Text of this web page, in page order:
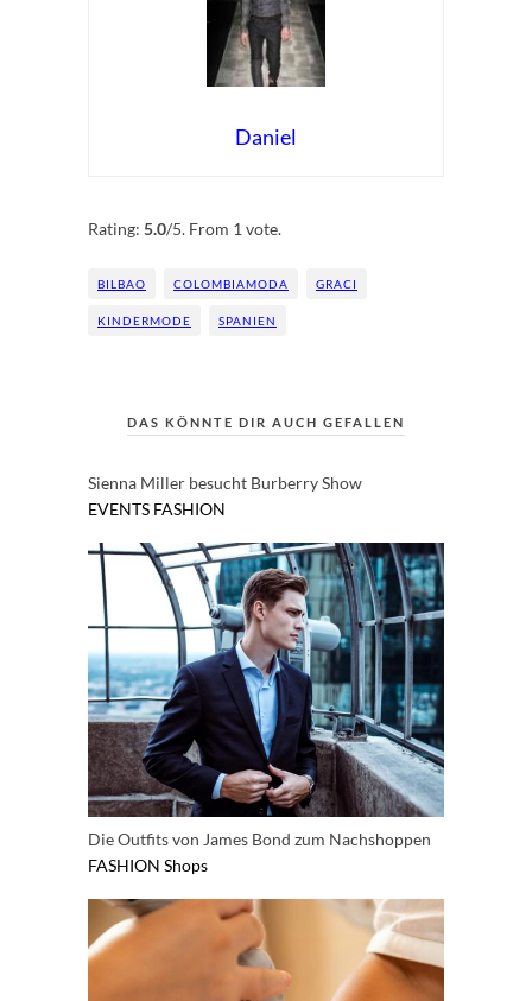
Daniel
Rating: 5.0/5. From 1 vote.
BILBAO COLOMBIAMODA GRACI
KINDERMODE SPANIEN
DAS KÖNNTE DIR AUCH GEFALLEN
Sienna Miller besucht Burberry Show
EVENTS FASHION
Die Outfits von James Bond zum Nachshoppen
FASHION Shops